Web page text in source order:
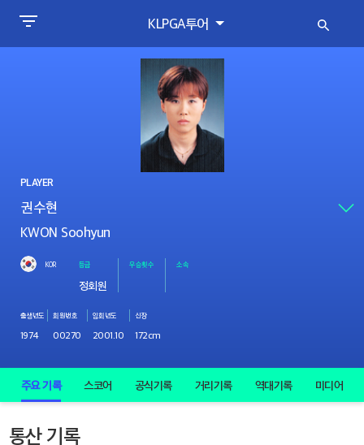
KLPGA투어
PLAYER
KWON Soohyun
KOR 등급
정회원
우승횟수 소속
출생년도
1974
회원번호
00270
입회년도
2001.10
신장
172cm
주요 기록 스코어 공식기록 거리기록 역대기록 미디어
통산 기록